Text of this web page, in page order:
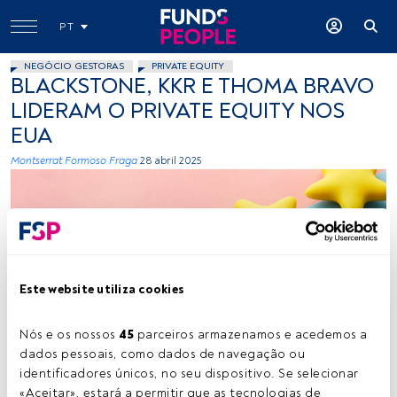
Este website utiliza cookies
Nós e os nossos 45 parceiros armazenamos e acedemos a
dados pessoais, como dados de navegação ou
identificadores únicos, no seu dispositivo. Se selecionar
«Aceitar», estará a permitir que as tecnologias de
PT
NEGÓCIO GESTORAS PRIVATE EQUITY
BLACKSTONE, KKR E THOMA BRAVO
LIDERAM O PRIVATE EQUITY NOS
EUA
Montserrat Formoso Fraga 28 abril 2025
Tempo de leitura:3 min.